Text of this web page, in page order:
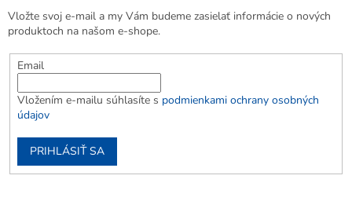
Vložte svoj e-mail a my Vám budeme zasielať informácie o nových
produktoch na našom e-shope.
Email
Vložením e-mailu súhlasíte s podmienkami ochrany osobných
údajov
PRIHLÁSIŤ SA